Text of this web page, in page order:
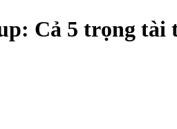
Cả 5 trọng